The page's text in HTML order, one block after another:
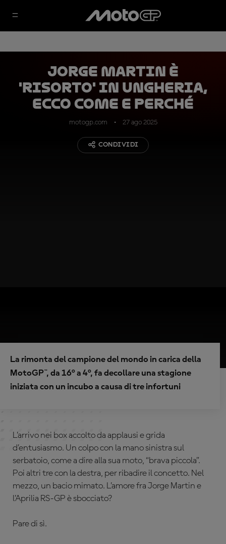
Jorge Martin è
'risorto' in Ungheria,
ecco come e perché
motogp.com 27 ago 2025
CONDIVIDI
La rimonta del campione del mondo in carica della
MotoGP™, da 16° a 4°, fa decollare una stagione
iniziata con un incubo a causa di tre infortuni
L’arrivo nei box accolto da applausi e grida
d’entusiasmo. Un colpo con la mano sinistra sul
serbatoio, come a dire alla sua moto, “brava piccola”.
Poi altri tre con la destra, per ribadire il concetto. Nel
mezzo, un bacio mimato. L’amore fra Jorge Martin e
l’Aprilia RS-GP è sbocciato?
Pare di sì.